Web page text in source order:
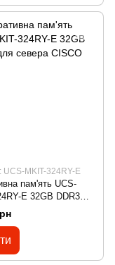
UCS-MKIT-324RY-E
пам'ять UCS-
E 32GB DDR3
CISCO